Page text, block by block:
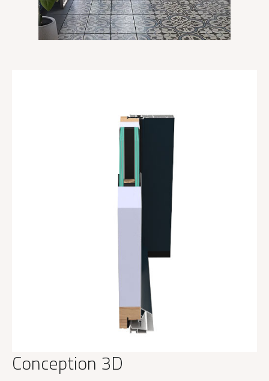
Conception 3D